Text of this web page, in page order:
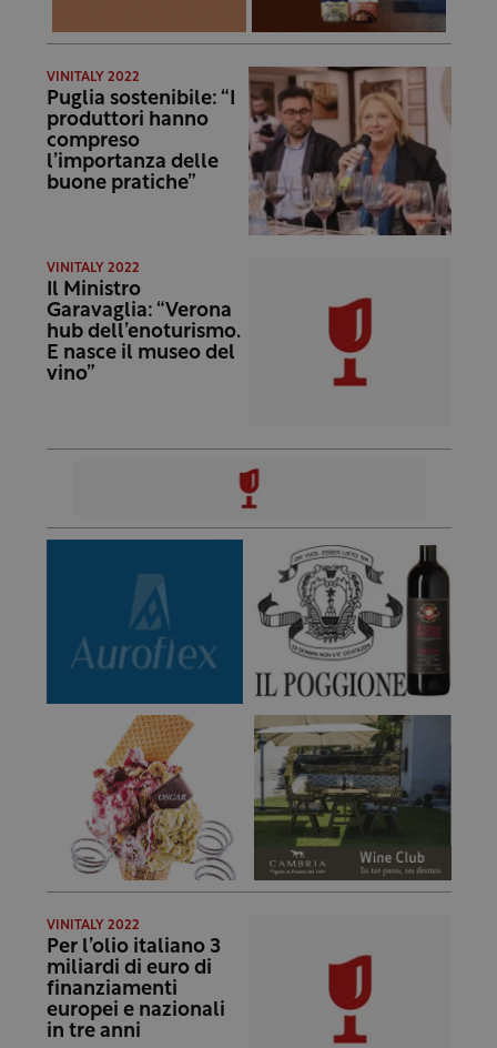
VINITALY 2022
Puglia sostenibile: “I
produttori hanno
compreso
l’importanza delle
buone pratiche”
VINITALY 2022
Il Ministro
Garavaglia: “Verona
hub dell’enoturismo.
E nasce il museo del
vino”
VINITALY 2022
Per l’olio italiano 3
miliardi di euro di
finanziamenti
europei e nazionali
in tre anni